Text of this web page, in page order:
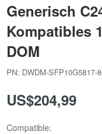
Generisch
Kompatibles
DOM
PN: DWDM-SFP10G5817-
US$204,99
Compatible: